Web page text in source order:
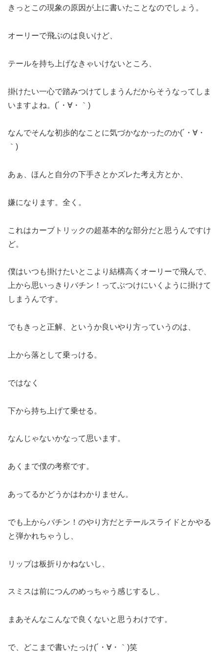
きっとこの現象の原因が上に書いたことなのでしょう。
オーリーで飛ぶのは良いけど、
テールを持ち上げなきゃいけないところ、
掛けたい一心で踏みつけてしまうんだからそうなってしま
いますよね。(´・∀・｀)
なんでそんな初歩的なことに気づかなかったのか(´・∀・
｀)
あぁ、ほんと自分の下手さとかズレた考え方とか、
嫌になります。全く。
これはカーブトリックの超基本的な部分だと思うんですけ
ど。
僕はいつも掛けたいとこより結構高くオーリーで飛んで、
上から思いっきりバチン！ってぶつけにいくように掛けて
しまうんです。
でもきっと正解、というか良いやり方っていうのは、
上から落として乗っける。
ではなく
下から持ち上げて乗せる。
なんじゃないかなって思います。
あくまで僕の考察です。
あってるかどうかはわかりません。
でも上からバチン！のやり方だとテールスライドとかやる
と弾かれちゃうし、
リップは板折りかねないし、
スミスは前につんのめっちゃう感じするし、
まあそんなこんなで良くないと思うわけです。
で、どこまで書いたっけ(´・∀・｀)笑